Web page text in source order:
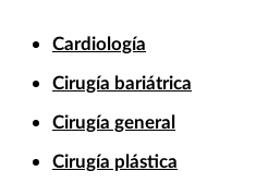
Cardiología
Cirugía bariátrica
Cirugía general
Cirugía plástica